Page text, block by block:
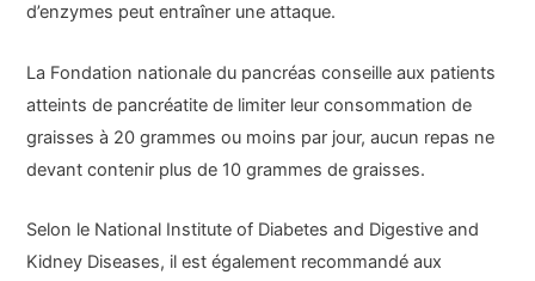
d’enzymes peut entraîner une attaque.
La Fondation nationale du pancréas conseille aux patients
atteints de pancréatite de limiter leur consommation de
graisses à 20 grammes ou moins par jour, aucun repas ne
devant contenir plus de 10 grammes de graisses.
Selon le National Institute of Diabetes and Digestive and
Kidney Diseases, il est également recommandé aux